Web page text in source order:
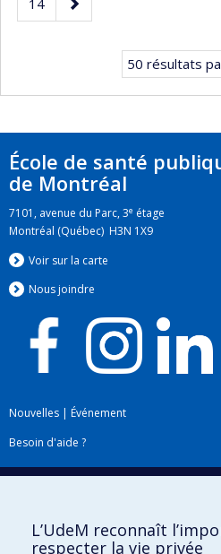
suivante
50 résultats
École de santé
de Montréal
7101, avenue du Parc, 3e étage
Montréal (Québec) H3N 1X9
Voir sur la carte
Nous joindre
Nouvelles | Événement
Besoin d'aide ?
Plan du site|Accessibilité
L’UdeM reconnaît
respecter la vie privée